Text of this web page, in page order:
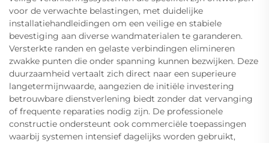
voor de verwachte belastingen, met duidelijke
installatiehandleidingen om een veilige en stabiele
bevestiging aan diverse wandmaterialen te garanderen.
Versterkte randen en gelaste verbindingen elimineren
zwakke punten die onder spanning kunnen bezwijken. Deze
duurzaamheid vertaalt zich direct naar een superieure
langetermijnwaarde, aangezien de initiële investering
betrouwbare dienstverlening biedt zonder dat vervanging
of frequente reparaties nodig zijn. De professionele
constructie ondersteunt ook commerciële toepassingen
waarbij systemen intensief dagelijks worden gebruikt,